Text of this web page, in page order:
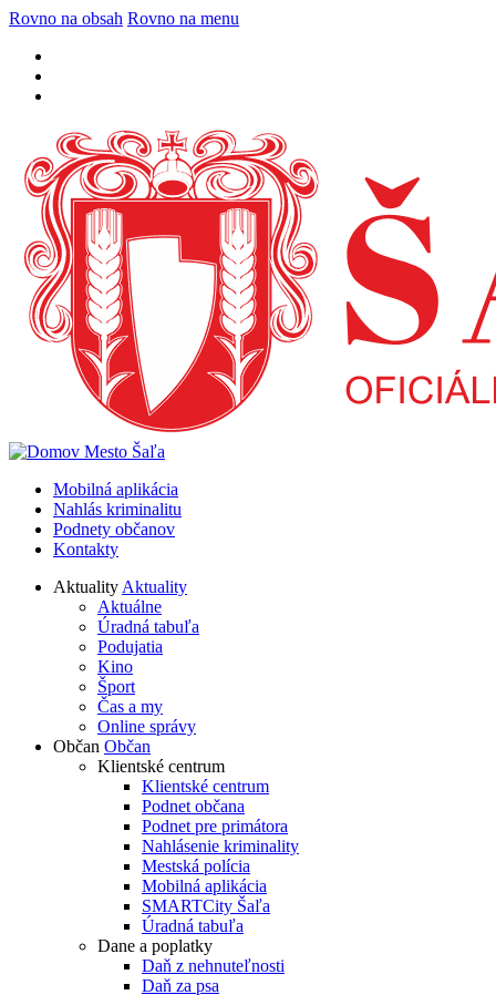
Rovno na obsah Rovno na menu
Mobilná aplikácia
Nahlás kriminalitu
Podnety občanov
Kontakty
AktualityAktuality
Aktuálne
Úradná tabuľa
Podujatia
Kino
Šport
Čas a my
Online správy
Občan Občan
Klientské centrum
Klientské centrum
Podnet občana
Podnet pre primátora
Nahlásenie kriminality
Mestská polícia
Mobilná aplikácia
SMARTCity Šaľa
Úradná tabuľa
Dane a poplatky
Daň z nehnuteľnosti
Daň za psa